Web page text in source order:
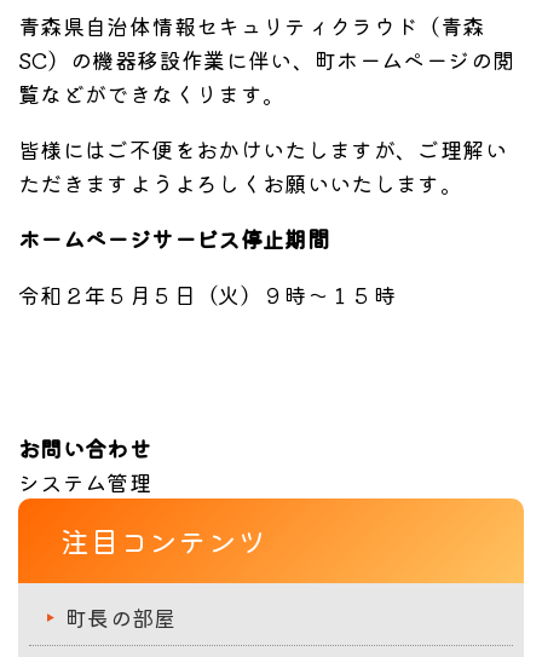
青森県自治体情報セキュリティクラウド（青森
SC）の機器移設作業に伴い、町ホームページの閲
覧などができなくります。
皆様にはご不便をおかけいたしますが、ご理解い
ただきますようよろしくお願いいたします。
ホームページサービス停止期間
令和２年５月５日（火）９時～１５時
お問い合わせ
システム管理
注目コンテンツ
町長の部屋